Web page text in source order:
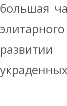
большая